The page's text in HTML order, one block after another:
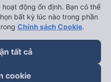
động ổn định. Bạn có thể
bất kỳ lúc nào trong phần
Chính sách Cookie.
tất cả
cookie